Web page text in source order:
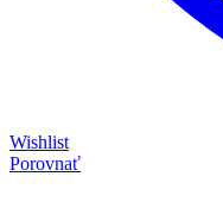
Wishlist
Porovnať